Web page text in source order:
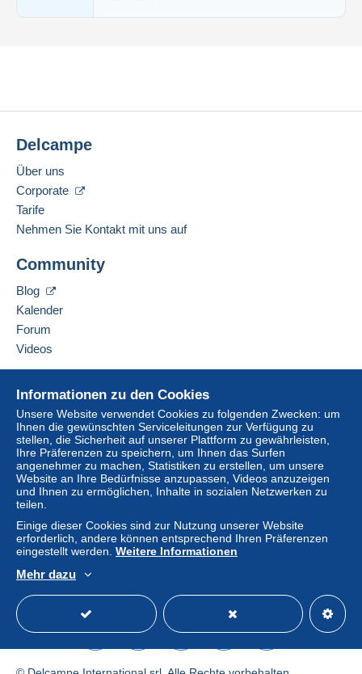
Informationen zu den Cookies
Unsere Website verwendet Cookies zu folgenden Zwecken: um
Ihnen die gewünschten Serviceleitungen zur Verfügung zu
stellen, die Sicherheit auf unserer Plattform zu gewährleisten,
Ihre Präferenzen zu speichern, um Ihnen das Surfen
angenehmer zu machen, Statistiken zu erstellen, um unsere
Website an Ihre Bedürfnisse anzupassen, Videos anzuzeigen
und Ihnen zu ermöglichen, Inhalte in sozialen Netzwerken zu
teilen.
Einige dieser Cookies sind zur Nutzung unserer Website
erforderlich, andere können entsprechend Ihren Präferenzen
eingestellt werden. Weitere Informationen
Mehr dazu
Delcampe
Über uns
Corporate
Tarife
Nehmen Sie Kontakt mit uns auf
Community
Blog
Kalender
Forum
Videos
Online-Hilfe
Auf Delcampe kaufen
Auf Delcampe verkaufen
Eine sichere Website